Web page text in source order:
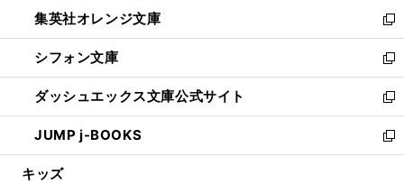
く
で
開
く
ド
ウ
で
開
く
い
ウ
ィ
ン
ド
ウ
で
開
集英社オレンジ文庫
新
し
い
ウ
ィ
ン
ド
ウ
シフォン文庫
新
し
い
ウ
ィ
ン
ダッシュエックス文庫公式サイト
新
し
い
ウ
JUMP j-BOOKS
新
し
キッズ